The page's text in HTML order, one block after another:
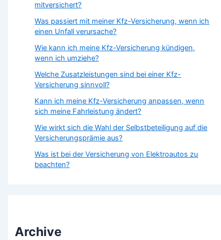
mitversichert?
Was passiert mit meiner Kfz-Versicherung, wenn ich
einen Unfall verursache?
Wie kann ich meine Kfz-Versicherung kündigen,
wenn ich umziehe?
Welche Zusatzleistungen sind bei einer Kfz-
Versicherung sinnvoll?
Kann ich meine Kfz-Versicherung anpassen, wenn
sich meine Fahrleistung ändert?
Wie wirkt sich die Wahl der Selbstbeteiligung auf die
Versicherungsprämie aus?
Was ist bei der Versicherung von Elektroautos zu
beachten?
Archive